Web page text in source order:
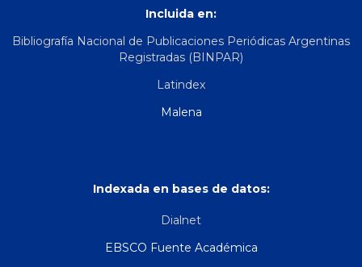
Incluida en:
Bibliografía Nacional de Publicaciones Periódicas Argentinas
Registradas (BINPAR)
Latindex
Malena
Indexada en bases de datos:
Dialnet
EBSCO Fuente Académica